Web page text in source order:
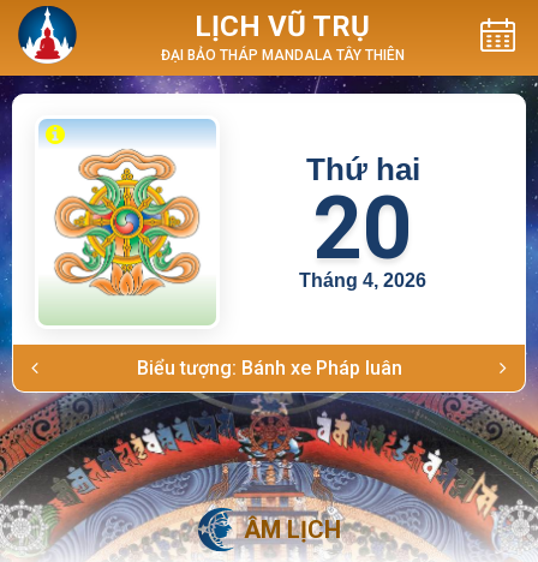
LỊCH VŨ TRỤ
ĐẠI BẢO THÁP MANDALA TÂY THIÊN
Thứ hai
20
Tháng 4, 2026
Biểu tượng: Bánh xe Pháp luân
ÂM LỊCH